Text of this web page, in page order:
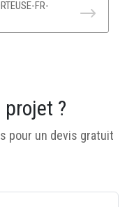
FR-
?
pour un devis gratuit